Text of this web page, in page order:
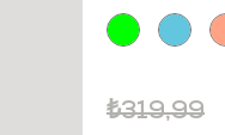
₺319,99